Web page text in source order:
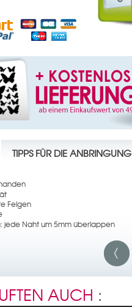
TIPPS FÜR DIE ANBRINGUNG
Felgen
jede Naht um 5mm überlappen
AUCH :